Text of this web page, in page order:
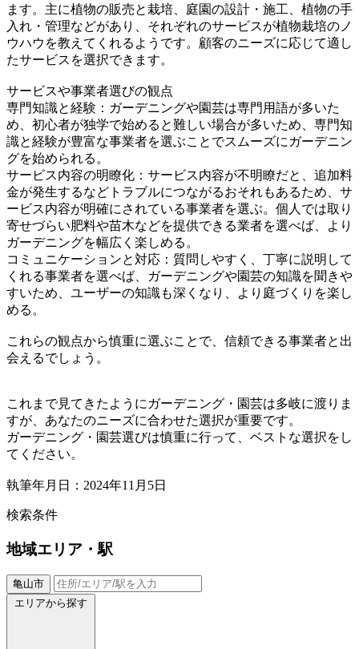
ます。主に植物の販売と栽培、庭園の設計・施工、植物の手
入れ・管理などがあり、それぞれのサービスが植物栽培のノ
ウハウを教えてくれるようです。顧客のニーズに応じて適し
たサービスを選択できます。
サービスや事業者選びの観点
専門知識と経験：ガーデニングや園芸は専門用語が多いた
め、初心者が独学で始めると難しい場合が多いため、専門知
識と経験が豊富な事業者を選ぶことでスムーズにガーデニン
グを始められる。
サービス内容の明瞭化：サービス内容が不明瞭だと、追加料
金が発生するなどトラブルにつながるおそれもあるため、サ
ービス内容が明確にされている事業者を選ぶ。個人では取り
寄せづらい肥料や苗木などを提供できる業者を選べば、より
ガーデニングを幅広く楽しめる。
コミュニケーションと対応：質問しやすく、丁寧に説明して
くれる事業者を選べば、ガーデニングや園芸の知識を聞きや
すいため、ユーザーの知識も深くなり、より庭づくりを楽し
める。
これらの観点から慎重に選ぶことで、信頼できる事業者と出
会えるでしょう。
これまで見てきたようにガーデニング・園芸は多岐に渡りま
すが、あなたのニーズに合わせた選択が重要です。
ガーデニング・園芸選びは慎重に行って、ベストな選択をし
てください。
執筆年月日：2024年11月5日
検索条件
地域エリア・駅
亀山市
エリアから探す